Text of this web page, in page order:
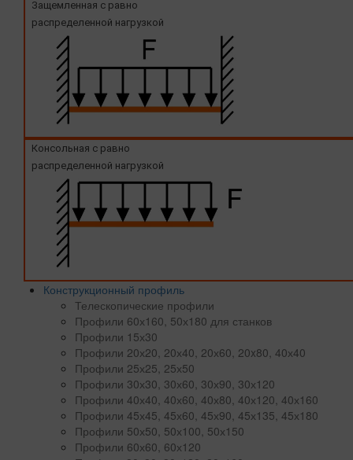
Защемленная с равно
распределенной нагрузкой
Консольная с равно
распределенной нагрузкой
Конструкционный профиль
Телескопические профили
Профили 60х160, 50х180 для станков
Профили 15х30
Профили 20х20, 20х40, 20х60, 20x80, 40х40
Профили 25х25, 25х50
Профили 30х30, 30х60, 30х90, 30х120
Профили 40х40, 40х60, 40х80, 40х120, 40х160
Профили 45х45, 45х60, 45х90, 45х135, 45х180
Профили 50х50, 50х100, 50х150
Профили 60х60, 60х120